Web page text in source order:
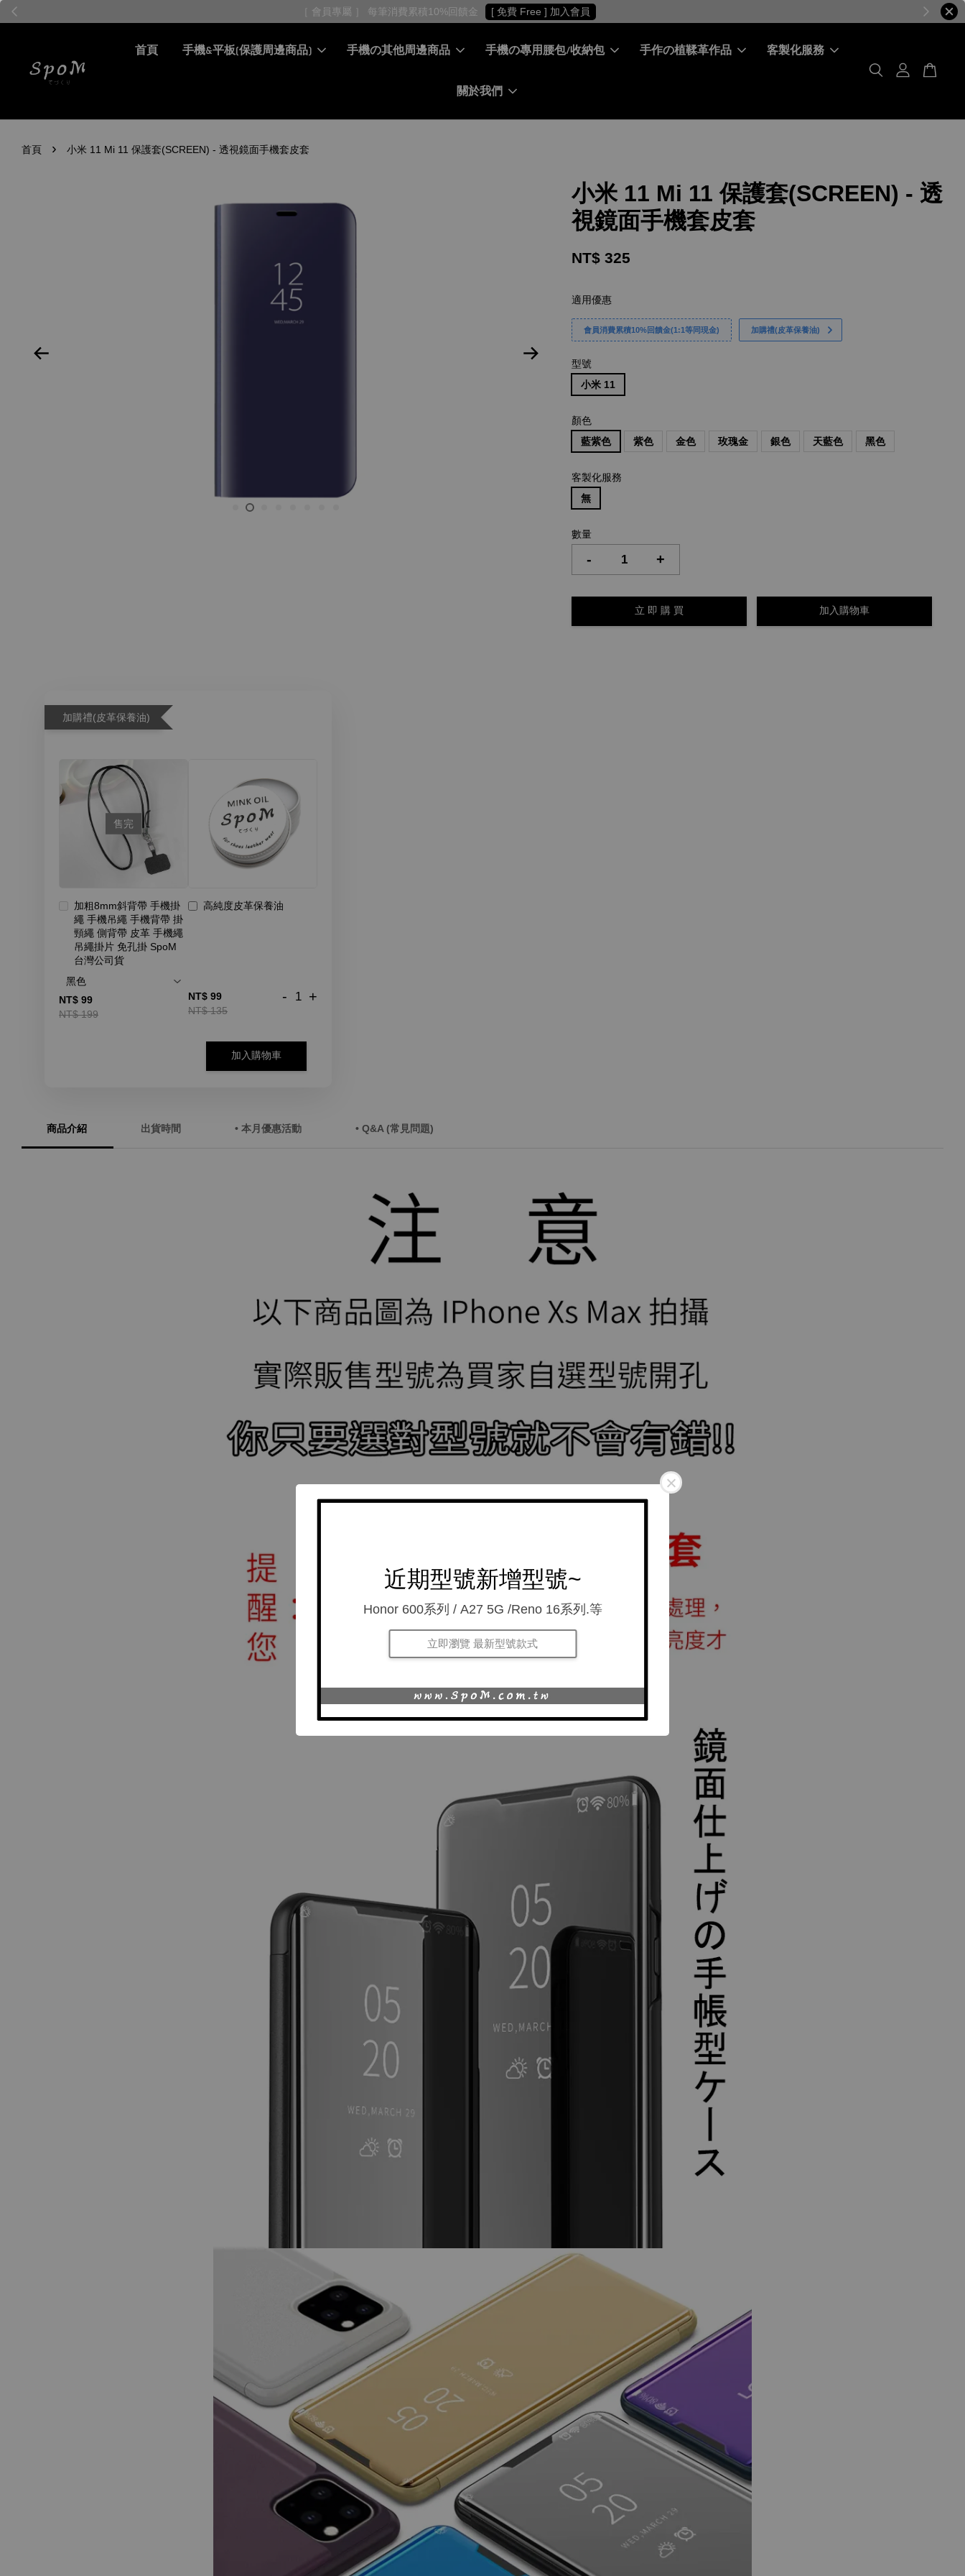
［ 會員專屬 ］ 每筆消費累積10%回饋金 [ 免費 Free ] 加入會員
近期型號新增型號~
Honor 600系列 / A27 5G /Reno 16系列.等
立即瀏覽 最新型號款式
首頁 手機&平板(保護周邊商品) 手機の其他周邊商品 手機の專用腰包/收納包 手作の植鞣革作品 客製化服務
關於我們
首頁 › 小米 11 Mi 11 保護套(SCREEN) - 透視鏡面手機套皮套
小米 11 Mi 11 保護套(SCREEN) - 透
視鏡面手機套皮套
NT$ 325
適用優惠
會員消費累積10%回饋金(1:1等同現金) 加購禮(皮革保養油)
型號
小米 11
顏色
藍紫色
紫色 金色 玫瑰金 銀色 天藍色 黑色
客製化服務
無
數量
- +
立 即 購 買 加入購物車
加購禮(皮革保養油)
售完
加粗8mm斜背帶 手機掛
繩 手機吊繩 手機背帶 掛
頸繩 側背帶 皮革 手機繩
吊繩掛片 免孔掛 SpoM
台灣公司貨
NT$ 99
NT$ 199
高純度皮革保養油
NT$ 99
NT$ 135
- +
加入購物車
商品介紹 出貨時間 • 本月優惠活動 • Q&A (常見問題)